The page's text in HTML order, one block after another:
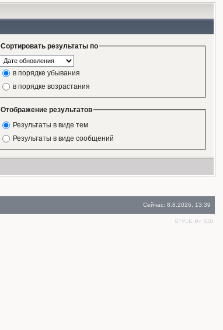
Сортировать результаты по
в порядке убывания
в порядке возрастания
Отображение результатов
Результаты в виде тем
Результаты в виде сообщений
Сейчас: 8.8.2026, 13:39